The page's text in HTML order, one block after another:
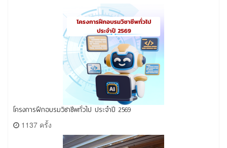
โครงการฝึกอบรมวิชาชีพทั่วไป ประจำปี 2569
1137 ครั้ง